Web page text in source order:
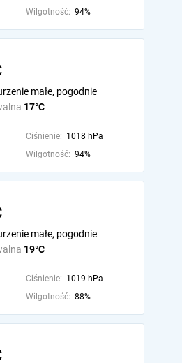
Wilgotność: 94%
17°C
małe, pogodnie
Ciśnienie: 1018 hPa
Wilgotność: 94%
19°C
małe, pogodnie
Ciśnienie: 1019 hPa
Wilgotność: 88%